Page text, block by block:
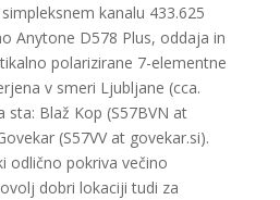
kanalu 433.625
Anytone D578 Plus, oddaja in
polarizirane 7-elementne
v smeri Ljubljane (cca.
sta: Blaž Kop (S57BVN at
(S57VV at govekar.si).
odlično pokriva večino
dobri lokaciji tudi za